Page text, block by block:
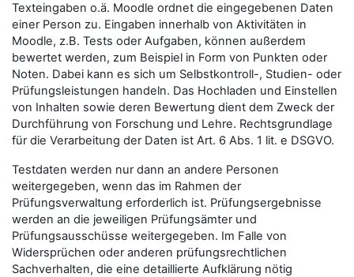
Texteingaben o.ä. Moodle ordnet die eingegebenen Daten
einer Person zu. Eingaben innerhalb von Aktivitäten in
Moodle, z.B. Tests oder Aufgaben, können außerdem
bewertet werden, zum Beispiel in Form von Punkten oder
Noten. Dabei kann es sich um Selbstkontroll-, Studien- oder
Prüfungsleistungen handeln. Das Hochladen und Einstellen
von Inhalten sowie deren Bewertung dient dem Zweck der
Durchführung von Forschung und Lehre. Rechtsgrundlage
für die Verarbeitung der Daten ist Art. 6 Abs. 1 lit. e DSGVO.
Testdaten werden nur dann an andere Personen
weitergegeben, wenn das im Rahmen der
Prüfungsverwaltung erforderlich ist. Prüfungsergebnisse
werden an die jeweiligen Prüfungsämter und
Prüfungsausschüsse weitergegeben. Im Falle von
Widersprüchen oder anderen prüfungsrechtlichen
Sachverhalten, die eine detaillierte Aufklärung nötig